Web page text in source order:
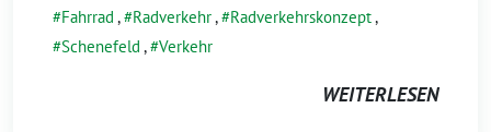
Fahrrad , Radverkehr, Radverkehrskonzept,
Schenefeld , Verkehr
WEITERLESEN